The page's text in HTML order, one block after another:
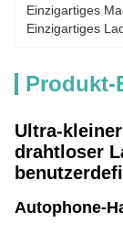
Einzigartiges
Einzigartiges
Produkt-
Ultra-
drahtloser
Autophone-